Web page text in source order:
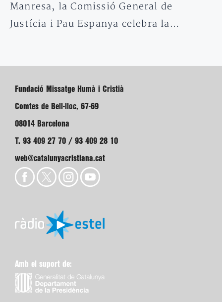
Manresa, la Comissió General de
Justícia i Pau Espanya celebra la…
Fundació Missatge Humà i Cristià
Comtes de Bell-lloc, 67-69
08014 Barcelona
T. 93 409 27 70 / 93 409 28 10
web@catalunyacristiana.cat
Amb el suport de: